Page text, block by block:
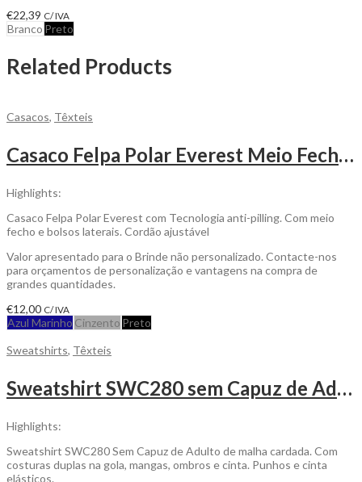
€22,39 C/ IVA
Branco Preto
Related Products
Casacos, Têxteis
Casaco Felpa Polar Everest Meio Fecho para ser Personalizada
Highlights:
Casaco Felpa Polar Everest com Tecnologia anti-pilling. Com meio
fecho e bolsos laterais. Cordão ajustável
Valor apresentado para o Brinde não personalizado. Contacte-nos
para orçamentos de personalização e vantagens na compra de
grandes quantidades.
€12,00 C/ IVA
Azul Marinho Cinzento Preto
Sweatshirts, Têxteis
Sweatshirt SWC280 sem Capuz de Adulto Personalizável
Highlights:
Sweatshirt SWC280 Sem Capuz de Adulto de malha cardada. Com
costuras duplas na gola, mangas, ombros e cinta. Punhos e cinta
elásticos.